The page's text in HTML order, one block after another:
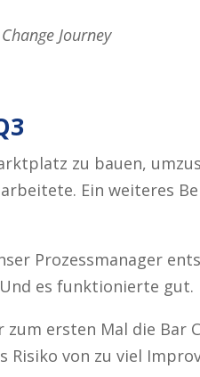
Journey
zu bauen,
Ein weiteres
Prozessmanager
es funktionierte gut.
ersten Mal die Bar
von zu viel